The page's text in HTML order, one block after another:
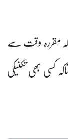
مقررہ وقت سے
کسی بھی تکنیکی